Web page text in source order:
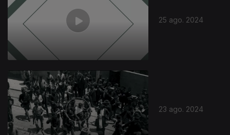
25 ago. 2024
23 ago. 2024